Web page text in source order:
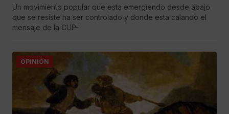
Un movimiento popular que esta emergiendo desde abajo
que se resiste ha ser controlado y donde esta calando el
mensaje de la CUP-
OPINIÓN